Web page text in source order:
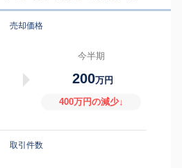
売却価格
今半期
200万円
400万円の減少↓
取引件数